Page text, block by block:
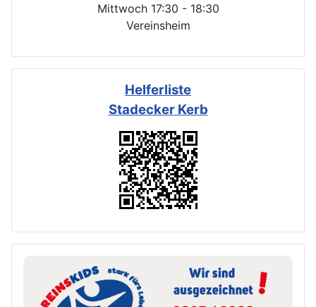
Mittwoch 17:30 - 18:30
Vereinsheim
Helferliste
Stadecker Kerb